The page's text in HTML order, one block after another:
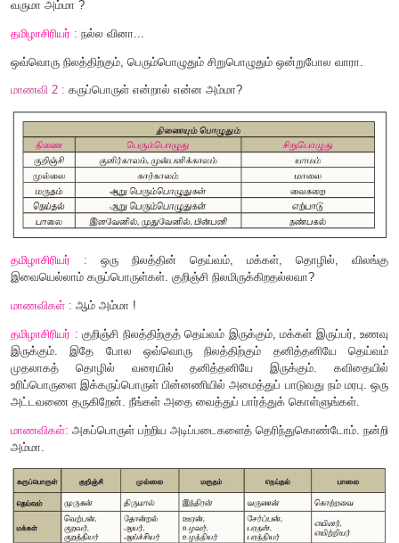
4.பின்பனிக் காலம்
5.இளவேனிற் காலம்
முதுவேனிற் காலம் - ஆனி ,
மாணவி1: சிறுபொழுதுகள் அம்மா..
தமிழாசிரியர் :ஒரு நாளின் ஆறு கூறுகளைச் சிறு
பிரித்துள்ளனர்.
சிறுபொழுது (ஒரு நாளின் ஆறு கூறுகள்)
1.காலை- காலை6மணி முதல்10மணி வரை
2.நண்பகல்- காலை10மணி முதல்2மணி வரை
3.எற்பாடு - பிற்பகல்
4.மாலை - மாலை6 மணி முதல் இரவு10மணி வரை
5.யாமம்- இரவு10மணி முதல் இரவு2மணி வரை
வைகறை - இரவு மணி முதல் காலை மணி வரை.
மாணவி
தமிழாசிரியர் : 'எல்'என்றால் ஞாயிறு, 'பாடு'என்றால் மறையும்
எற்பாடு .